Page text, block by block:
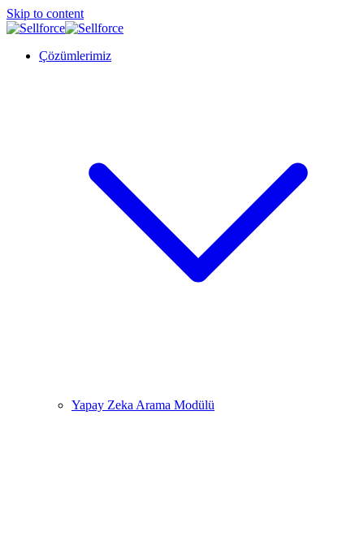
Skip to content
Çözümlerimiz
Yapay Zeka Arama Modülü